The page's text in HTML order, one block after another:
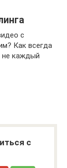
с
Как всегда
не каждый
с